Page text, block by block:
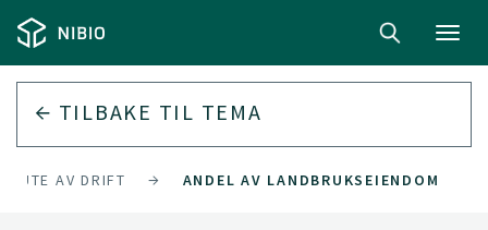
TILBAKE TIL TEMA
UTE AV DRIFT ANDEL AV LANDBRUKSEIENDOM